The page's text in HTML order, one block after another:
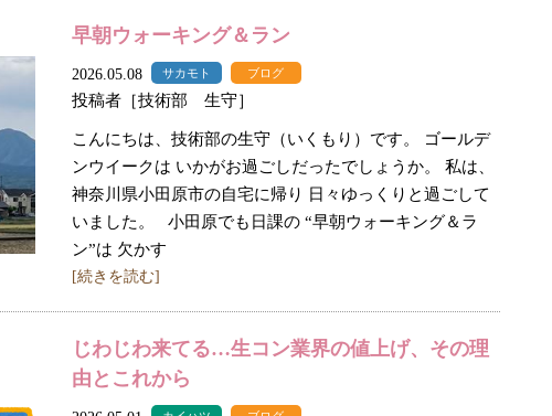
早朝ウォーキング＆ラン
2026.05.08 サカモト ブログ
投稿者［技術部 生守］
こんにちは、技術部の生守（いくもり）です。 ゴールデ
ンウイークは いかがお過ごしだったでしょうか。 私は、
神奈川県小田原市の自宅に帰り 日々ゆっくりと過ごして
いました。 小田原でも日課の “早朝ウォーキング＆ラ
ン”は 欠かす
[続きを読む]
じわじわ来てる…生コン業界の値上げ、その理
由とこれから